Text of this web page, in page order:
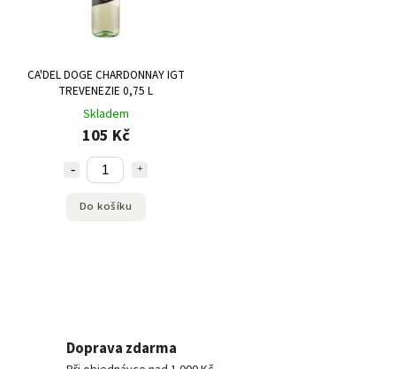
CA'DEL DOGE CHARDONNAY IGT
TREVENEZIE 0,75 L
Skladem
105 Kč
Do košíku
Doprava zdarma